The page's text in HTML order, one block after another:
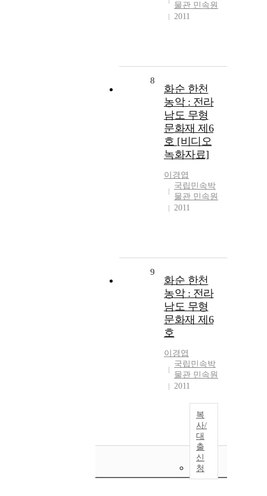
물관 민속원
2011
8
화순 한천
농악 : 전라
남도 무형
문화재 제6
호 [비디오
녹화자료]
이경엽
국립민속박
물관 민속원
2011
9
화순 한천
농악 : 전라
남도 무형
문화재 제6
호
이경엽
국립민속박
물관 민속원
2011
복
사/
대
출
신
청